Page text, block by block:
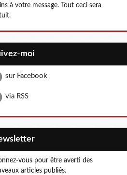
à votre message. Tout ceci sera
moi
sur Facebook
via RSS
vous pour être averti des
articles publiés.